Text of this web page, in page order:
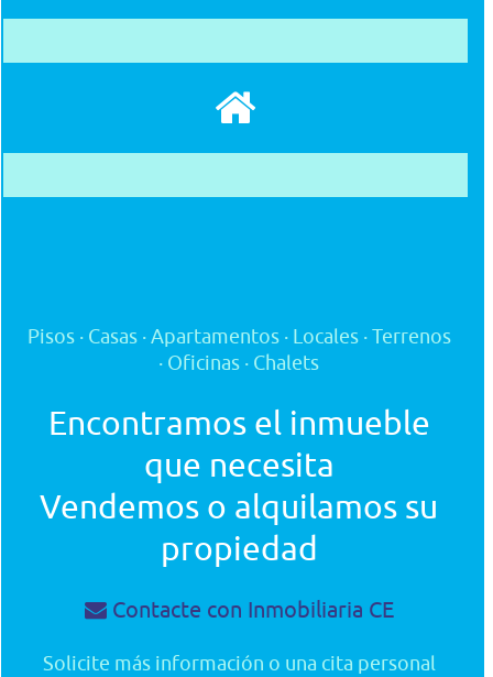
Pisos · Casas · Apartamentos · Locales · Terrenos
· Oficinas · Chalets
Encontramos el inmueble
que necesita
Vendemos o alquilamos su
propiedad
Contacte con Inmobiliaria CE
Solicite más información o una cita personal